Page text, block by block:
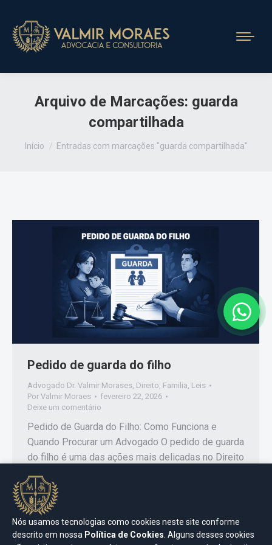
Arquivo de Marcações: guarda
compartilhada
Você está aqui:
Início Entradas com marcações "guarda compartilhada"
Pedido de guarda do filho
Advogado Dr. Valmir Morases Direito Familia Leis
Por Valmir Moraes
fevereiro 22, 2026
Deixe um comentário
Pedido de Guarda do Filho: Como Funciona e
Quando Procurar um Advogado O pedido de guarda
do filho é uma das ações mais delicadas no Direito
pais ou risco ao bem-estar da criança, a definição
da guarda passa a ser fundamental para garantir
estabilidade, segurança e desenvolvimento…
Nós usamos tecnologias como cookies neste site conforme
descrito em nossa Política de Cookies . Alguns desses cookies